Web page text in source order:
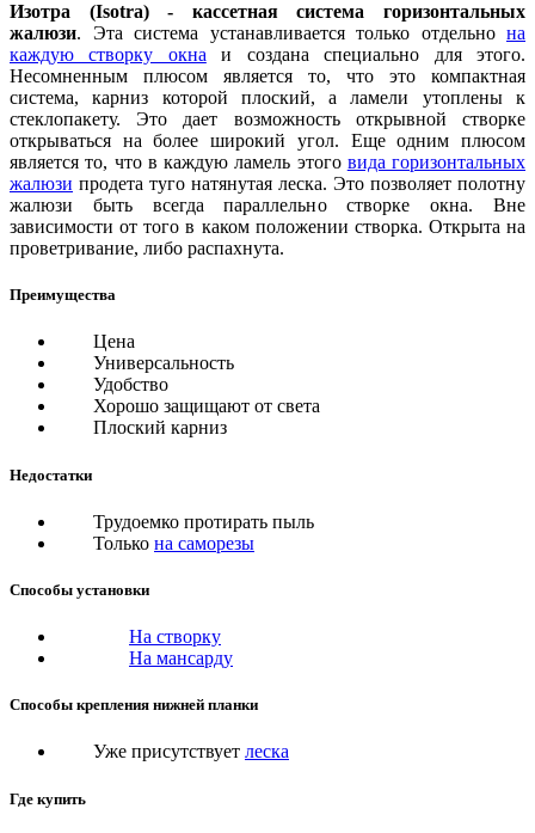
Изотра (Isotra) - кассетная система горизонтальных
жалюзи. Эта система устанавливается только отдельно на
каждую створку окна и создана специально для этого.
Несомненным плюсом является то, что это компактная
система, карниз которой плоский, а ламели утоплены к
стеклопакету. Это дает возможность открывной створке
открываться на более широкий угол. Еще одним плюсом
является то, что в каждую ламель этого вида горизонтальных
жалюзи продета туго натянутая леска. Это позволяет полотну
жалюзи быть всегда параллельно створке окна. Вне
зависимости от того в каком положении створка. Открыта на
проветривание, либо распахнута.
Преимущества
Цена
Универсальность
Удобство
Хорошо защищают от света
Плоский карниз
Недостатки
Трудоемко протирать пыль
Только на саморезы
Способы установки
На створку
На мансарду
Способы крепления нижней планки
Уже присутствует леска
Где купить